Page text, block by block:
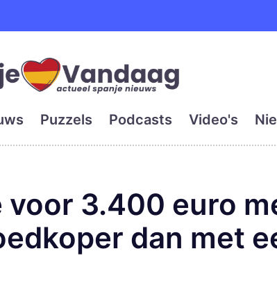
digitale krant
Puzzels Podcasts Video's
voor 3.400 euro
dan met